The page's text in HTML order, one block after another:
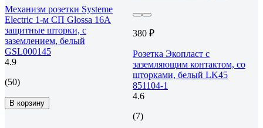
Механизм розетки Systeme
Electric 1-м СП Glossa 16А
защитные шторки, с
заземлением, белый
GSL000145
4.9
(50)
В корзину
380 ₽
Розетка Экопласт с
заземляющим контактом, со
шторками, белый LK45
851104-1
4.6
(7)